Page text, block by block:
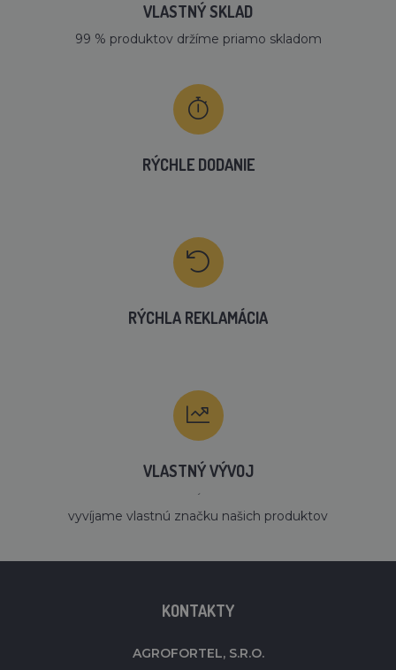
VLASTNÝ SKLAD
99 % produktov držíme priamo skladom
RÝCHLE DODANIE
RÝCHLA REKLAMÁCIA
VLASTNÝ VÝVOJ
´
vyvíjame vlastnú značku našich produktov
KONTAKTY
AGROFORTEL, S.R.O.